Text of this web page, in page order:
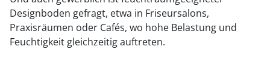
Designboden gefragt, etwa in Friseursalons,
Praxisräumen oder Cafés, wo hohe Belastung und
Feuchtigkeit gleichzeitig auftreten.